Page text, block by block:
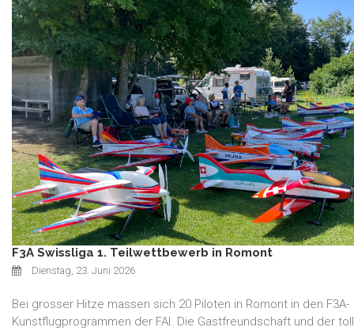
F3A Swissliga 1. Teilwettbewerb in Romont
Dienstag, 23. Juni 2026
Bei grosser Hitze massen sich 20 Piloten in Romont in den F3A-
Kunstflugprogrammen der FAI. Die Gastfreundschaft und der